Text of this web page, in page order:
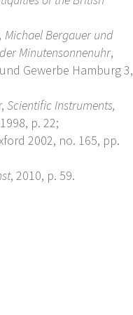
Michael Bergauer und
Minutensonnenuhr,
Gewerbe Hamburg 3,
Scientific Instruments,
p. 22;
2002, no. 165, pp.
, 2010, p. 59.